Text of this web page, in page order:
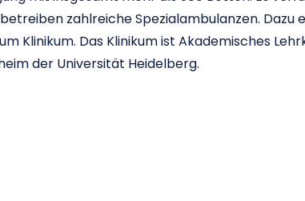
zahlreiche Spezialambulanzen. Dazu
Klinikum. Das Klinikum ist Akademisches
der Universität Heidelberg.